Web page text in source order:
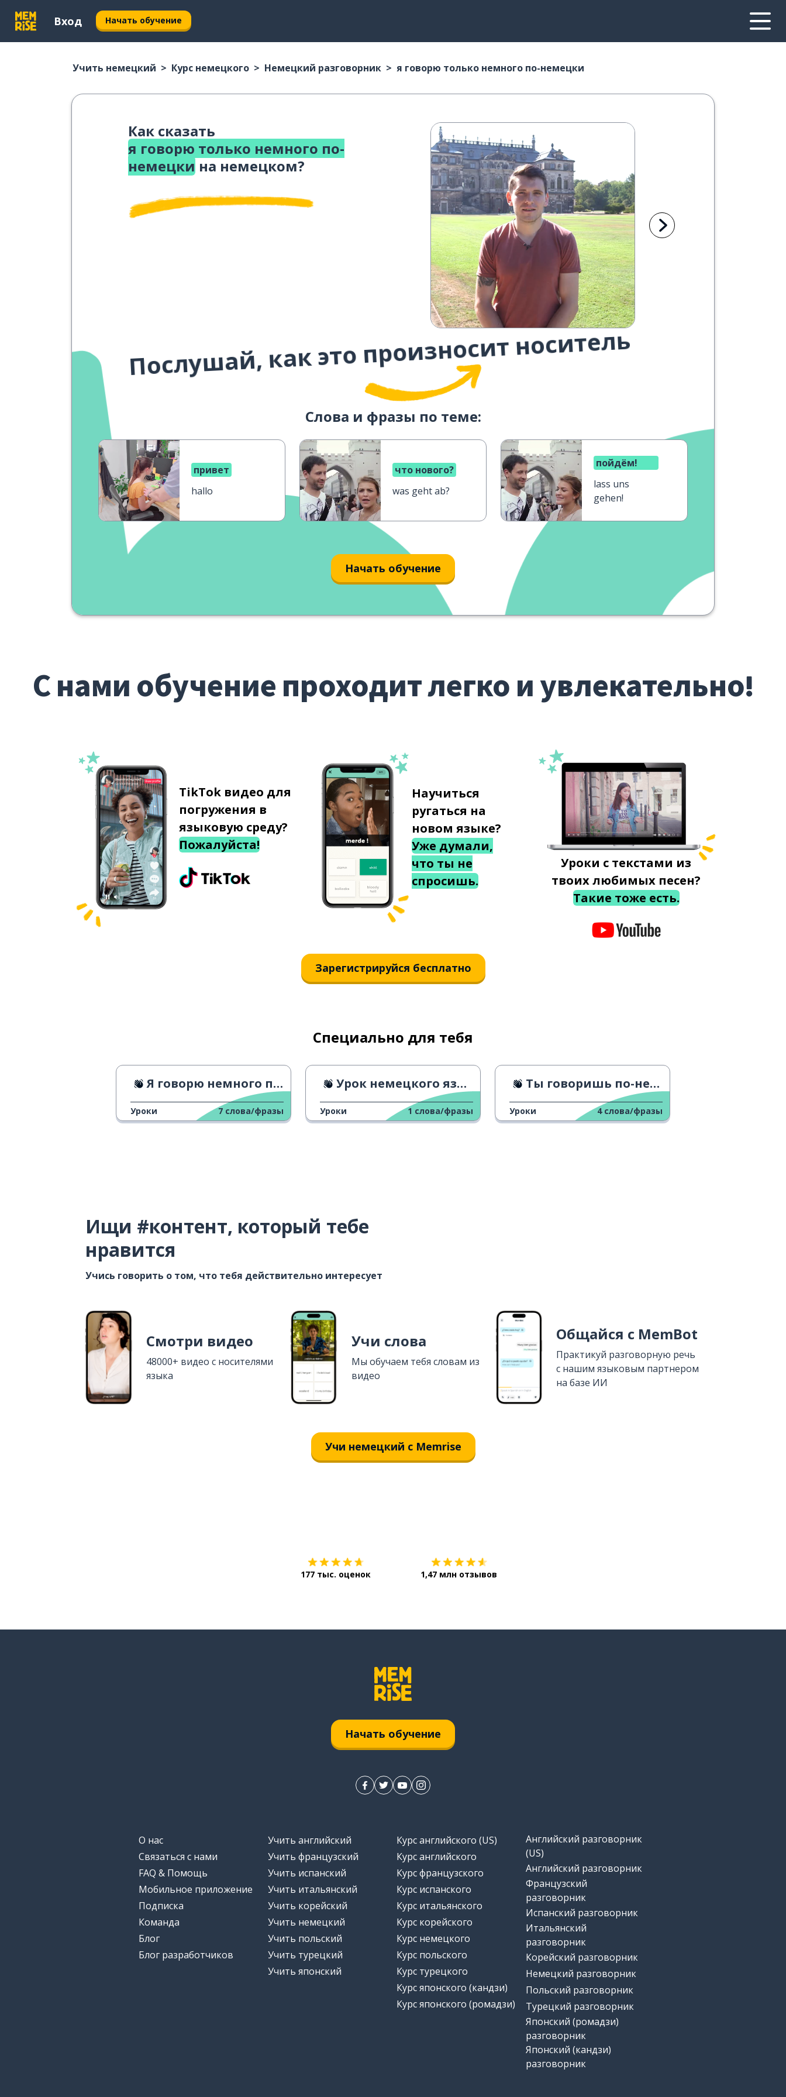
Вход Начать обучение
Учить немецкий Курс немецкого Немецкий разговорник я говорю только немного по-немецки
Как сказать
я говорю только немного по-
немецки на немецком?
Послушай, как это произносит носитель
Слова и фразы по теме:
привет
hallo
что нового?
was geht ab?
пойдём!
lass uns
gehen!
Начать обучение
С нами обучение проходит легко и увлекательно!
TikTok видео для
погружения в
языковую среду?
Пожалуйста!
Научиться
ругаться на
новом языке?
Уже думали,
что ты не
спросишь.
Уроки с текстами из
твоих любимых песен?
Такие тоже есть.
Зарегистрируйся бесплатно
Специально для тебя
Я говорю немного по-немецки
Уроки 7 слова/фразы
Урок немецкого языка
Уроки 1 слова/фразы
Ты говоришь по-немецки? 2
Уроки 4 слова/фразы
Ищи #контент, который тебе
нравится
Учись говорить о том, что тебя действительно интересует
Смотри видео
48000+ видео с носителями
языка
Учи слова
Мы обучаем тебя словам из
видео
Общайся с MemBot
Практикуй разговорную речь
с нашим языковым партнером
на базе ИИ
Учи немецкий с Memrise
177 тыс. оценок 1,47 млн отзывов
Начать обучение
О нас
Связаться с нами
FAQ & Помощь
Мобильное приложение
Подписка
Команда
Блог
Блог разработчиков
Учить английский
Учить французский
Учить испанский
Учить итальянский
Учить корейский
Учить немецкий
Учить польский
Учить турецкий
Учить японский
Курс английского (US)
Курс английского
Курс французского
Курс испанского
Курс итальянского
Курс корейского
Курс немецкого
Курс польского
Курс турецкого
Курс японского (кандзи)
Курс японского (ромадзи)
Английский разговорник
(US)
Английский разговорник
Французский
разговорник
Испанский разговорник
Итальянский
разговорник
Корейский разговорник
Немецкий разговорник
Польский разговорник
Турецкий разговорник
Японский (ромадзи)
разговорник
Японский (кандзи)
разговорник